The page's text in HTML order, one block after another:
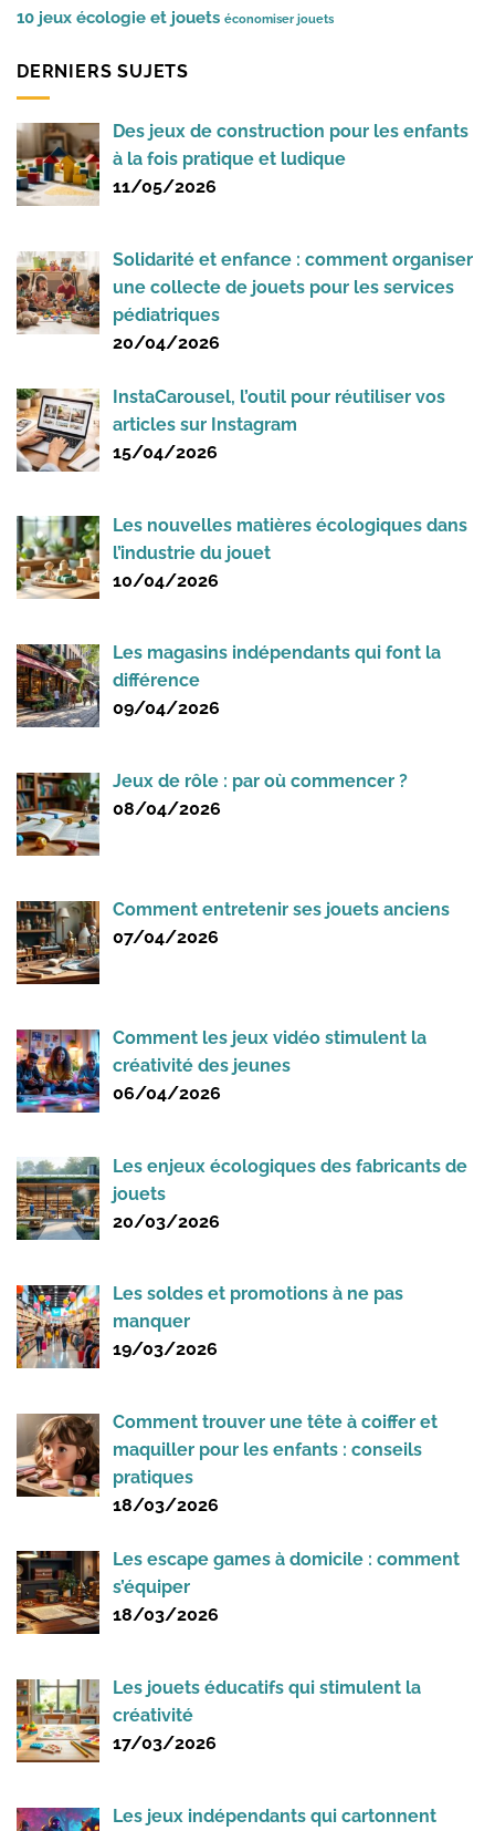
10 jeux écologie et jouets économiser jouets
DERNIERS SUJETS
Des jeux de construction pour les enfants
à la fois pratique et ludique
11/05/2026
Solidarité et enfance : comment organiser
une collecte de jouets pour les services
pédiatriques
20/04/2026
InstaCarousel, l’outil pour réutiliser vos
articles sur Instagram
15/04/2026
Les nouvelles matières écologiques dans
l’industrie du jouet
10/04/2026
Les magasins indépendants qui font la
différence
09/04/2026
Jeux de rôle : par où commencer ?
08/04/2026
Comment entretenir ses jouets anciens
07/04/2026
Comment les jeux vidéo stimulent la
créativité des jeunes
06/04/2026
Les enjeux écologiques des fabricants de
jouets
20/03/2026
Les soldes et promotions à ne pas
manquer
19/03/2026
Comment trouver une tête à coiffer et
maquiller pour les enfants : conseils
pratiques
18/03/2026
Les escape games à domicile : comment
s’équiper
18/03/2026
Les jouets éducatifs qui stimulent la
créativité
17/03/2026
Les jeux indépendants qui cartonnent